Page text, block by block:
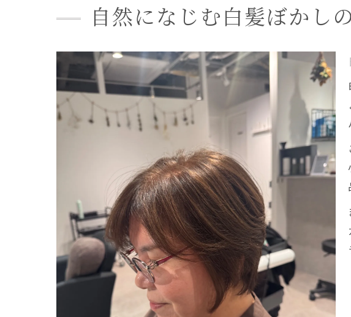
ハイライト
ハイラ
白髪が
ブリー
40代女
ハイラ
ブリーチを
ブリー
白髪ぼ
白髪が
ブリー
ナチュラル
白髪ぼ
白髪が
自然になじむ白髪ぼかし